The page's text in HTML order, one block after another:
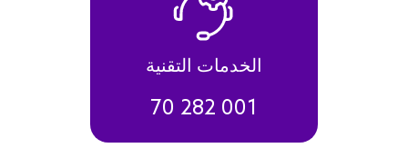
الخدمات التقنية
70 282 001